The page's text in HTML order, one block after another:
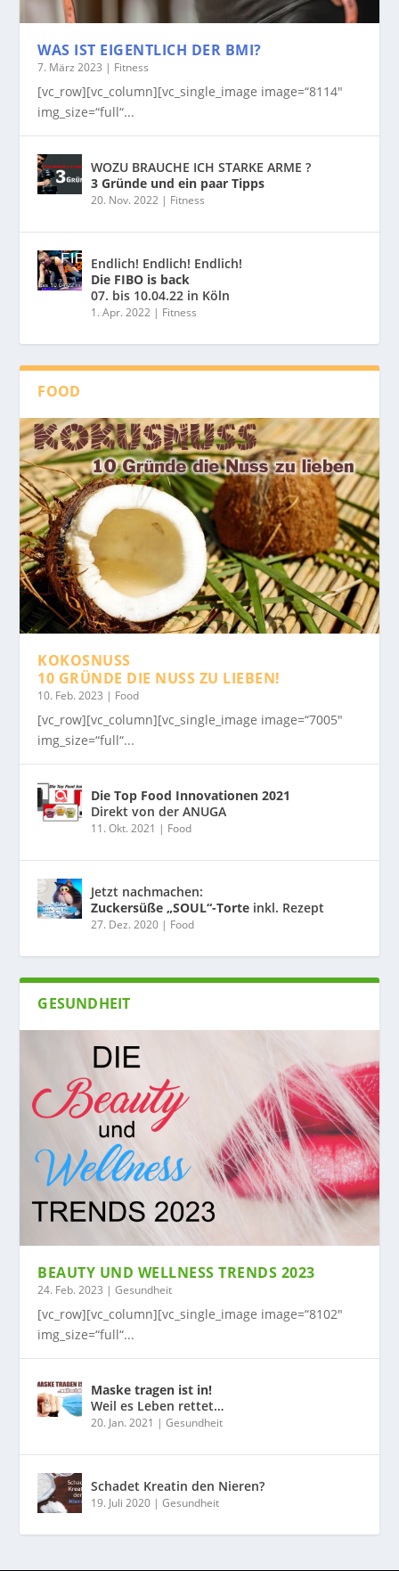
WAS IST EIGENTLICH DER BMI?
7. März 2023 | Fitness
[vc_row][vc_column][vc_single_image image=“8114″
img_size=“full“...
WOZU BRAUCHE ICH STARKE ARME ?
3 Gründe und ein paar Tipps
20. Nov. 2022 | Fitness
Endlich! Endlich! Endlich!
Die FIBO is back
07. bis 10.04.22 in Köln
1. Apr. 2022 | Fitness
FOOD
KOKOSNUSS
10 GRÜNDE DIE NUSS ZU LIEBEN!
10. Feb. 2023 | Food
[vc_row][vc_column][vc_single_image image=“7005″
img_size=“full“...
Die Top Food Innovationen 2021
Direkt von der ANUGA
11. Okt. 2021 | Food
Jetzt nachmachen:
Zuckersüße „SOUL“-Torte inkl. Rezept
27. Dez. 2020 | Food
GESUNDHEIT
BEAUTY UND WELLNESS TRENDS 2023
24. Feb. 2023 |Gesundheit
[vc_row][vc_column][vc_single_image image=“8102″
img_size=“full“...
Maske tragen ist in!
Weil es Leben rettet…
20. Jan. 2021 |Gesundheit
Schadet Kreatin den Nieren?
19. Juli 2020 |Gesundheit